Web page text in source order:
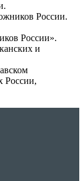
России.
России».
и
России,